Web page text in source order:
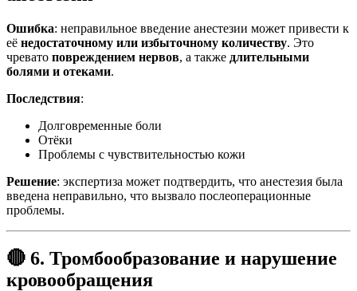
Ошибка: неправильное введение анестезии может привести к
её недостаточному или избыточному количеству. Это
чревато повреждением нервов, а также длительными
болями и отеками.
Последствия:
Долговременные боли
Отёки
Проблемы с чувствительностью кожи
Решение: экспертиза может подтвердить, что анестезия была
введена неправильно, что вызвало послеоперационные
проблемы.
🔴 6. Тромбообразование и нарушение
кровообращения